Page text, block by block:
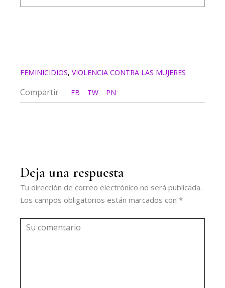
FEMINICIDIOS,VIOLENCIA CONTRA LAS MUJERES
Compartir FB TW PN
Deja una respuesta
Tu dirección de correo electrónico no será publicada.
Los campos obligatorios están marcados con*